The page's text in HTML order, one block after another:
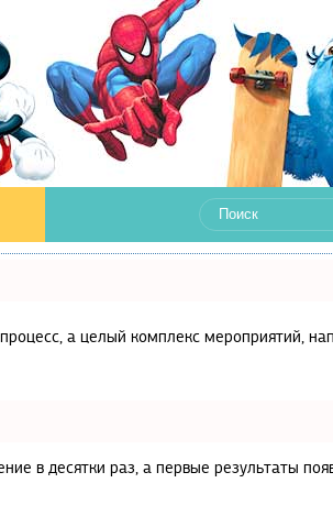
а целый комплекс мероприятий,
в десятки раз, а первые результаты